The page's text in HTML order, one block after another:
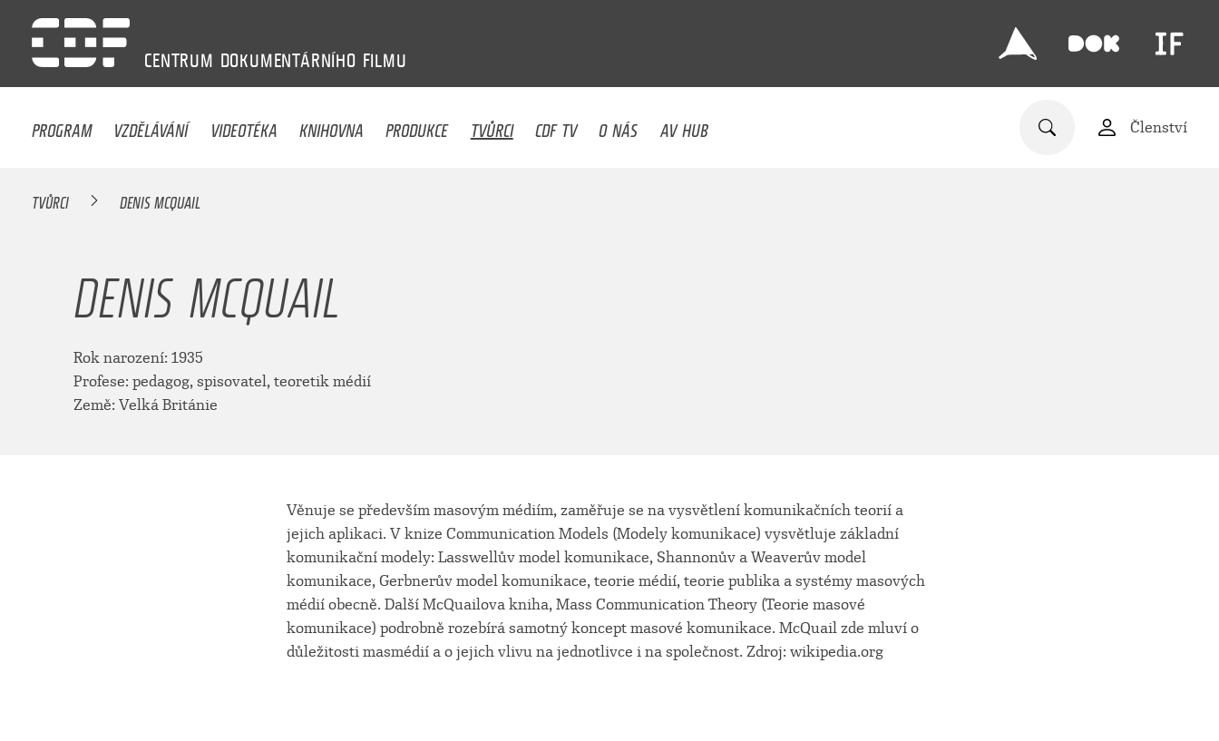
CENTRUM DOKUMENTÁRNÍHO FILMU
PROGRAM VZDĚLÁVÁNÍ VIDEOTÉKA KNIHOVNA PRODUKCE TVŮRCI CDF TV O NÁS AV HUB Členství
TVŮRCI DENIS MCQUAIL
DENIS MCQUAIL
Rok narození: 1935
Profese: pedagog, spisovatel, teoretik médií
Země: Velká Británie
Věnuje se především masovým médiím, zaměřuje se na vysvětlení komunikačních teorií a
jejich aplikaci. V knize Communication Models (Modely komunikace) vysvětluje základní
komunikační modely: Lasswellův model komunikace, Shannonův a Weaverův model
komunikace, Gerbnerův model komunikace, teorie médií, teorie publika a systémy masových
médií obecně. Další McQuailova kniha, Mass Communication Theory (Teorie masové
komunikace) podrobně rozebírá samotný koncept masové komunikace. McQuail zde mluví o
důležitosti masmédií a o jejich vlivu na jednotlivce i na společnost. Zdroj: wikipedia.org